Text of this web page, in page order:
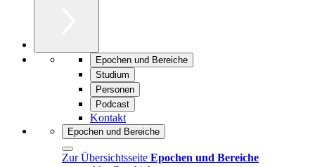
Epochen und Bereiche
Studium
Personen
Podcast
Kontakt
Epochen und Bereiche
Zur Übersichtsseite Epochen und Bereiche